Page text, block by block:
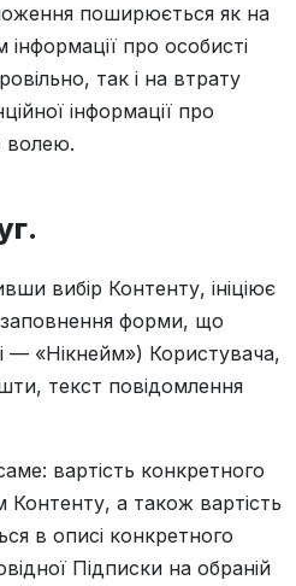
поширюється як на
про особисті
так і на втрату
інформації про
волею.
вибір Контенту, ініціює
форми, що
— «Нікнейм») Користувача,
текст повідомлення
вартість конкретного
а також вартість
в описі конкретного
Підписки на обраній